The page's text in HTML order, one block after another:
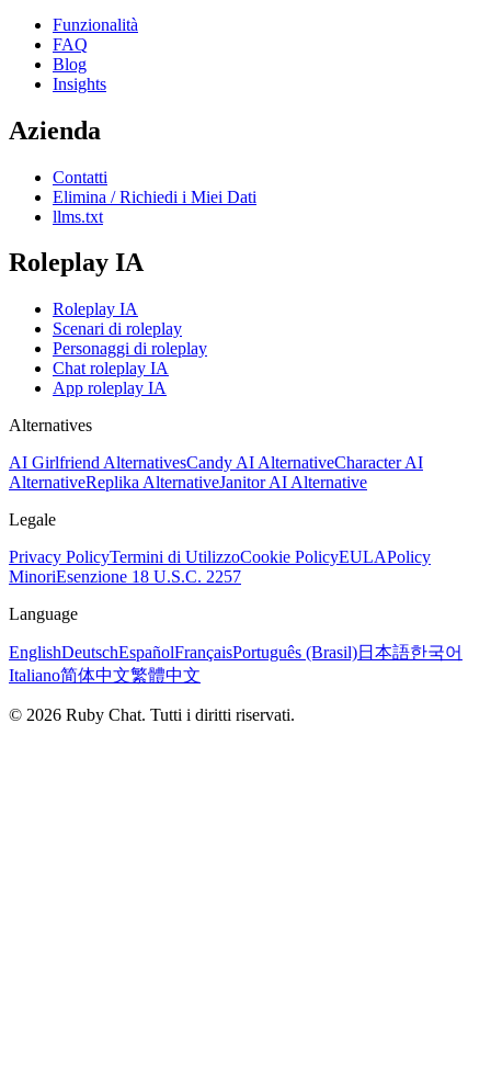
Funzionalità
FAQ
Blog
Insights
Azienda
Contatti
Elimina / Richiedi i Miei Dati
llms.txt
Roleplay IA
Roleplay IA
Scenari di roleplay
Personaggi di roleplay
Chat roleplay IA
App roleplay IA
Alternatives
AI Girlfriend AlternativesCandy AI AlternativeCharacter AI
AlternativeReplika AlternativeJanitor AI Alternative
Legale
Privacy PolicyTermini di UtilizzoCookie PolicyEULAPolicy
MinoriEsenzione 18 U.S.C. 2257
Language
EnglishDeutschEspañolFrançaisPortuguês (Brasil)日本語한국어
Italiano简体中文繁體中文
© 2026 Ruby Chat. Tutti i diritti riservati.